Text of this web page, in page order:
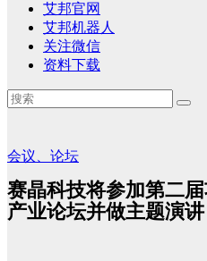
艾邦官网
艾邦机器人
关注微信
资料下载
会议、论坛
赛晶科技将参加第二
产业论坛并做主题演讲